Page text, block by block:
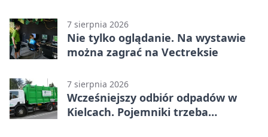
7 sierpnia 2026
Nie tylko oglądanie. Na wystawie
można zagrać na Vectreksie
7 sierpnia 2026
Wcześniejszy odbiór odpadów w
Kielcach. Pojemniki trzeba